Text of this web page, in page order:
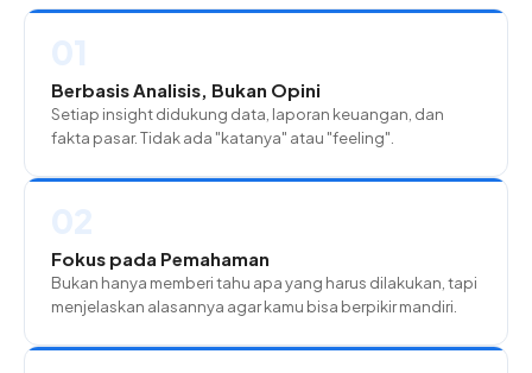
Berbasis Analisis, Bukan Opini
Setiap insight didukung data, laporan keuangan, dan
fakta pasar. Tidak ada "katanya" atau "feeling".
Fokus pada Pemahaman
Bukan hanya memberi tahu apa yang harus dilakukan, tapi
menjelaskan alasannya agar kamu bisa berpikir mandiri.